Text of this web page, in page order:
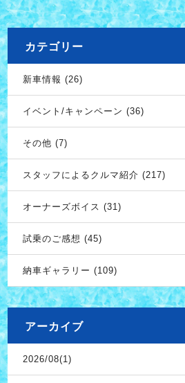
カテゴリー
新車情報 (26)
イベント/キャンペーン (36)
その他 (7)
スタッフによるクルマ紹介 (217)
オーナーズボイス (31)
試乗のご感想 (45)
納車ギャラリー (109)
アーカイブ
2026/08(1)